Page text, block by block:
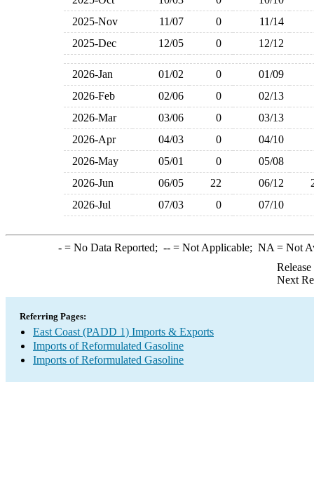
2025-Nov
11/07 0
11/14
2025-Dec
12/05 0 12/12
2026-Jan 01/02 0
01/09
2026-Feb
02/06 0
02/13
2026-Mar
03/06 0
03/13
2026-Apr
04/03 0
04/10
2026-May
05/01 0
05/08
2026-Jun
06/05 22 06/12
2026-Jul
07/03 0 07/10
-= No Data Reported; --= Not Applicable; NA = Not
Next
Referring Pages:
East Coast (PADD 1) Imports & Exports
Imports of Reformulated Gasoline
Imports of Reformulated Gasoline